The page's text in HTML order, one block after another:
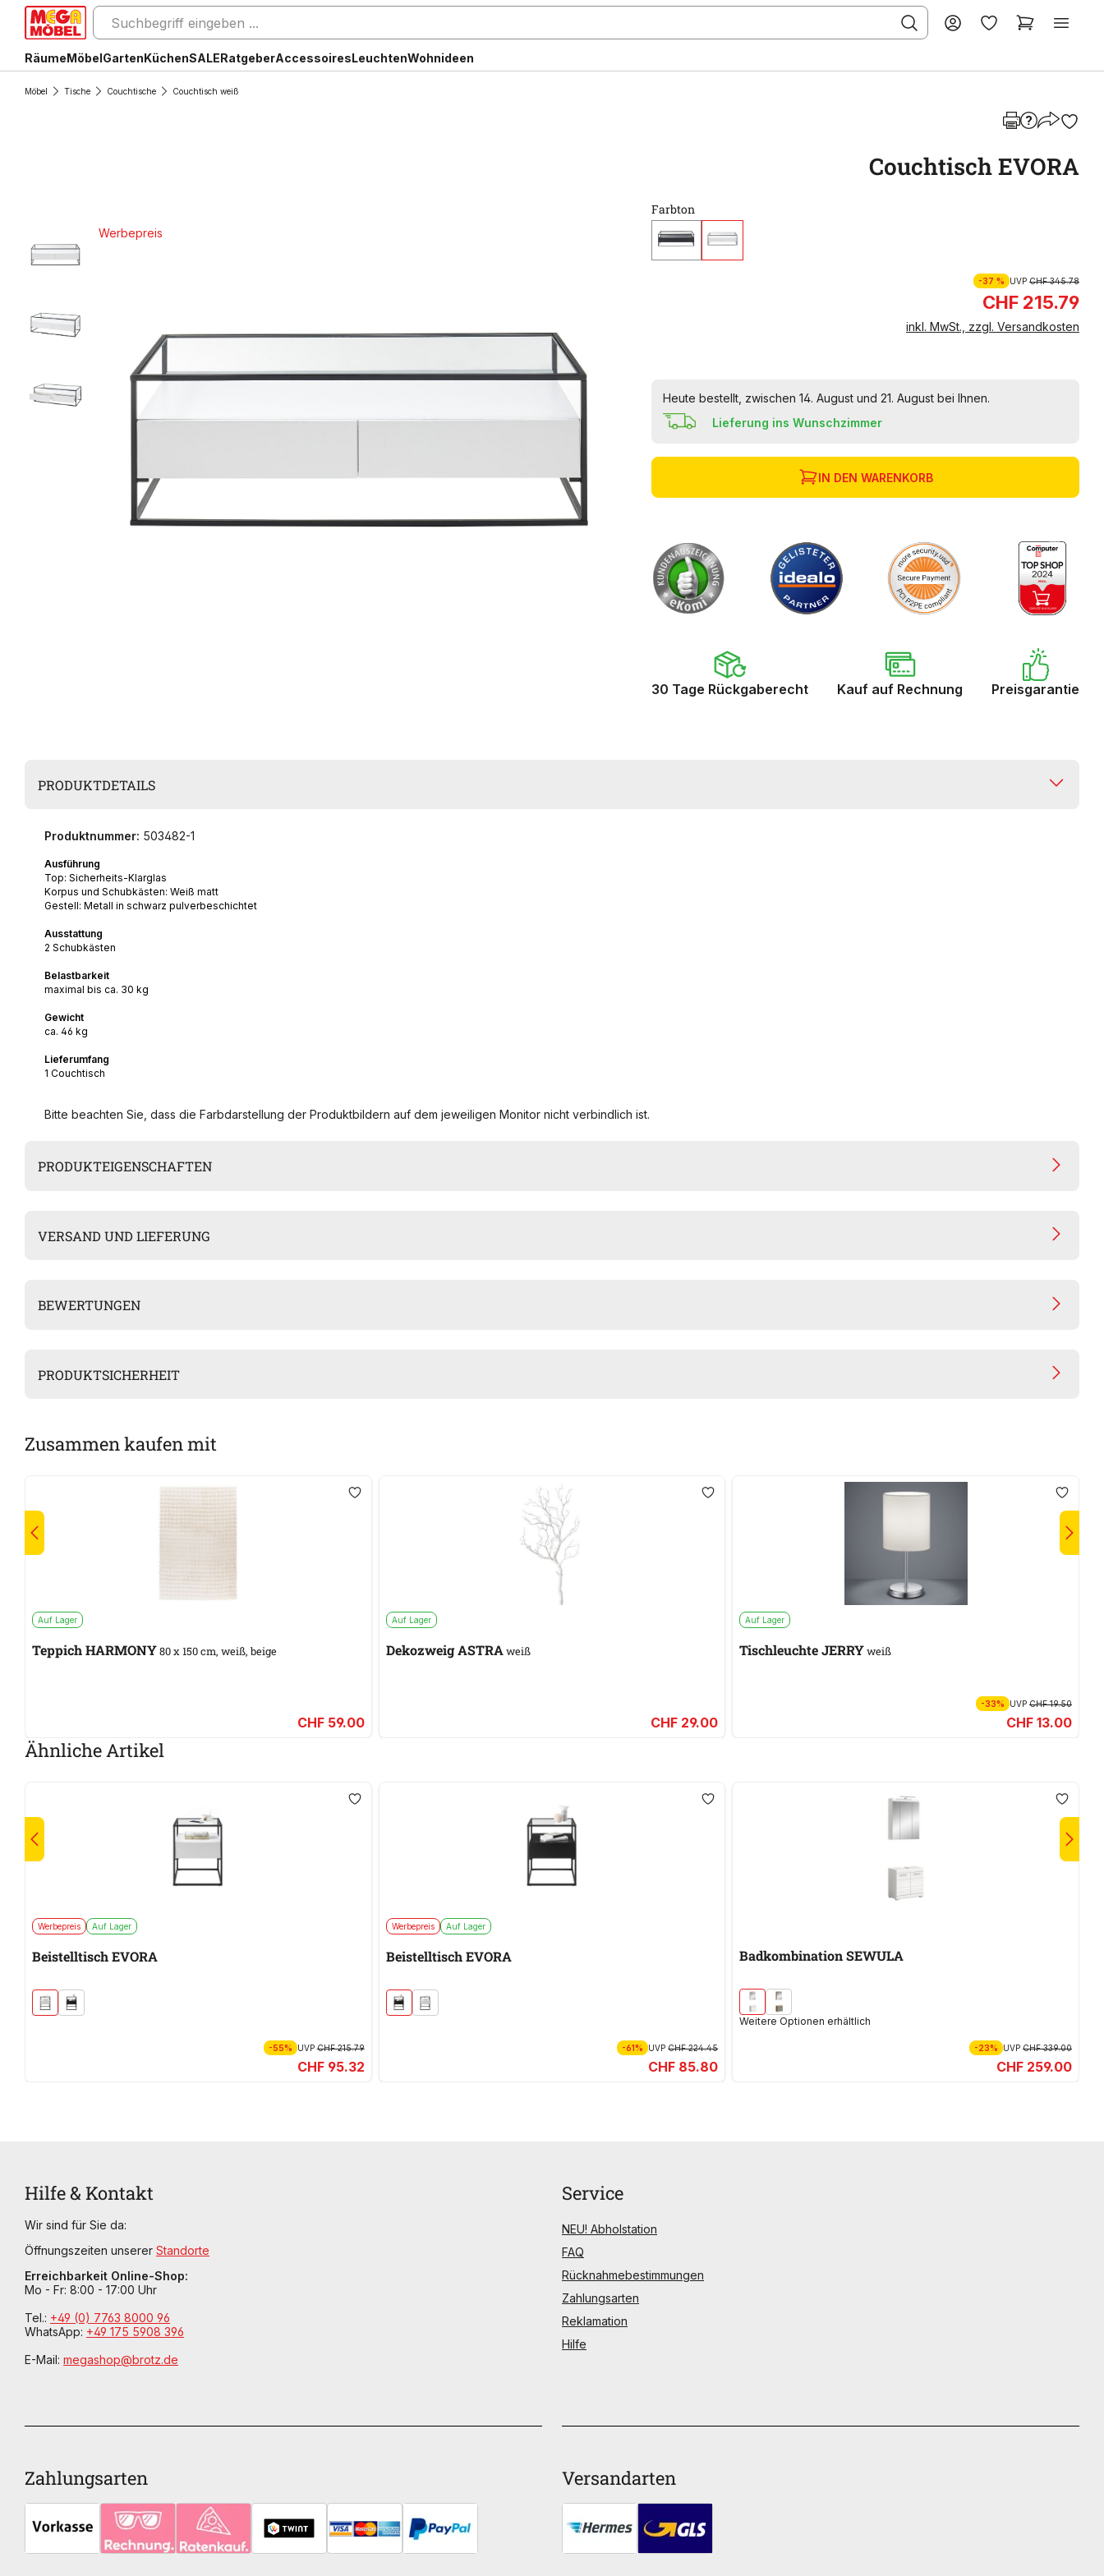
RäumeMöbelGartenKüchenSALERatgeberAccessoiresLeuchtenWohnideen
Möbel Tische Couchtische Couchtisch weiß
Werbepreis
Couchtisch EVORA
Farbton
-37 % UVP CHF 345.78
CHF 215.79
inkl. MwSt., zzgl. Versandkosten
Heute bestellt, zwischen 14. August und 21. August bei Ihnen.
Lieferung ins Wunschzimmer
IN DEN WARENKORB
30 Tage Rückgaberecht Kauf auf Rechnung Preisgarantie
PRODUKTDETAILS
Produktnummer: 503482-1
Ausführung
Top: Sicherheits-Klarglas
Korpus und Schubkästen: Weiß matt
Gestell: Metall in schwarz pulverbeschichtet
Ausstattung
2 Schubkästen
Belastbarkeit
maximal bis ca. 30 kg
Gewicht
ca. 46 kg
Lieferumfang
1 Couchtisch
Bitte beachten Sie, dass die Farbdarstellung der Produktbildern auf dem jeweiligen Monitor nicht verbindlich ist.
PRODUKTEIGENSCHAFTEN
VERSAND UND LIEFERUNG
BEWERTUNGEN
PRODUKTSICHERHEIT
Zusammen kaufen mit
Auf Lager
Teppich HARMONY80 x 150 cm, weiß, beige
CHF 59.00
Auf Lager
Dekozweig ASTRAweiß
CHF 29.00
Auf Lager
Tischleuchte JERRYweiß
-33% UVP CHF 19.50
CHF 13.00
Ähnliche Artikel
Werbepreis Auf Lager
Beistelltisch EVORA
-55% UVPCHF 215.79
CHF 95.32
Werbepreis Auf Lager
Beistelltisch EVORA
-61% UVPCHF 224.45
CHF 85.80
Badkombination SEWULA
Weitere Optionen erhältlich
-23% UVP CHF 339.00
CHF 259.00
Hilfe & Kontakt
Wir sind für Sie da:
Öffnungszeiten unserer Standorte
Erreichbarkeit Online-Shop:
Mo - Fr: 8:00 - 17:00 Uhr
Tel.: +49 (0) 7763 8000 96
WhatsApp: +49 175 5908 396
E-Mail: megashop@brotz.de
Zahlungsarten Versandarten
Service
NEU! Abholstation
FAQ
Rücknahmebestimmungen
Zahlungsarten
Reklamation
Hilfe